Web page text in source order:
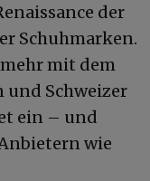
der
Schuhmarken.
mit dem
und Schweizer
ein – und
wie